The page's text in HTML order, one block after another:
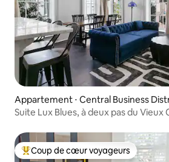
Appartement ⋅ Central Business
Suite Lux Blues, à deux pas du Vieux
Coups de cœur voyageurs les plus
Coup de cœur voyageurs